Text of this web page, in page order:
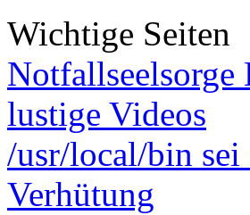
Wichtige Seiten
Notfallseelsorge
lustige Videos
/usr/local/bin
Verhütung